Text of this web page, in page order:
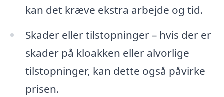
kan det kræve ekstra arbejde og tid.
Skader eller tilstopninger – hvis der er
skader på kloakken eller alvorlige
tilstopninger, kan dette også påvirke
prisen.